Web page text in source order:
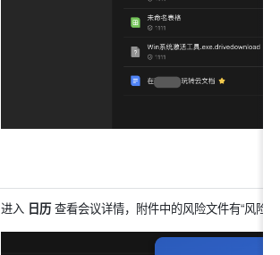
进入 日历 查看会议详情，附件中的风险文件有“风险